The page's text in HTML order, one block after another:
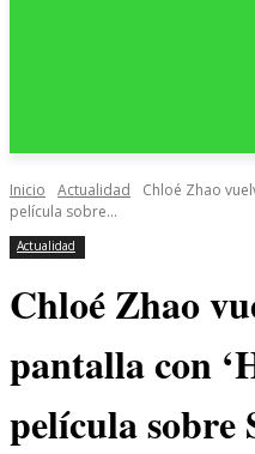
Inicio Actualidad
Chloé Zhao
película sobre...
Actualidad
Chloé Zhao
pantalla con
película sobre